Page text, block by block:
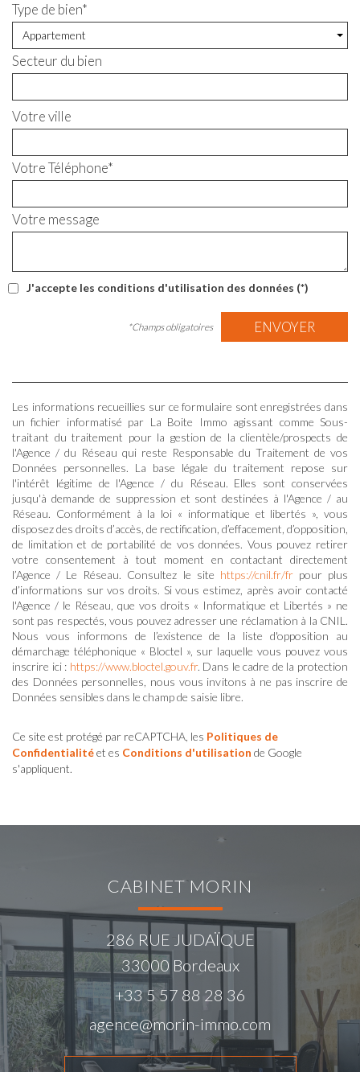
Type de bien*
Appartement
Secteur du bien
Votre ville
Votre Téléphone*
Votre message
J'accepte les conditions d'utilisation des données (*)
ENVOYER
*Champs obligatoires
Les informations recueillies sur ce formulaire sont enregistrées dans
un fichier informatisé par La Boite Immo agissant comme Sous-
traitant du traitement pour la gestion de la clientèle/prospects de
l'Agence / du Réseau qui reste Responsable du Traitement de vos
Données personnelles. La base légale du traitement repose sur
l'intérêt légitime de l'Agence / du Réseau. Elles sont conservées
jusqu'à demande de suppression et sont destinées à l'Agence / au
Réseau. Conformément à la loi « informatique et libertés », vous
disposez des droits d’accès, de rectification, d’effacement, d’opposition,
de limitation et de portabilité de vos données. Vous pouvez retirer
votre consentement à tout moment en contactant directement
l’Agence / Le Réseau. Consultez le site https://cnil.fr/frpour plus
d’informations sur vos droits. Si vous estimez, après avoir contacté
l'Agence / le Réseau, que vos droits « Informatique et Libertés » ne
sont pas respectés, vous pouvez adresser une réclamation à la CNIL.
Nous vous informons de l’existence de la liste d'opposition au
démarchage téléphonique « Bloctel », sur laquelle vous pouvez vous
inscrire ici : https://www.bloctel.gouv.fr. Dans le cadre de la protection
des Données personnelles, nous vous invitons à ne pas inscrire de
Données sensibles dans le champ de saisie libre.
Ce site est protégé par reCAPTCHA, les Politiques de
Confidentialitéet es Conditions d'utilisation de Google
s'appliquent.
CABINET MORIN
286 RUE JUDAÏQUE
33000 Bordeaux
+33 5 57 88 28 36
agence@morin-immo.com